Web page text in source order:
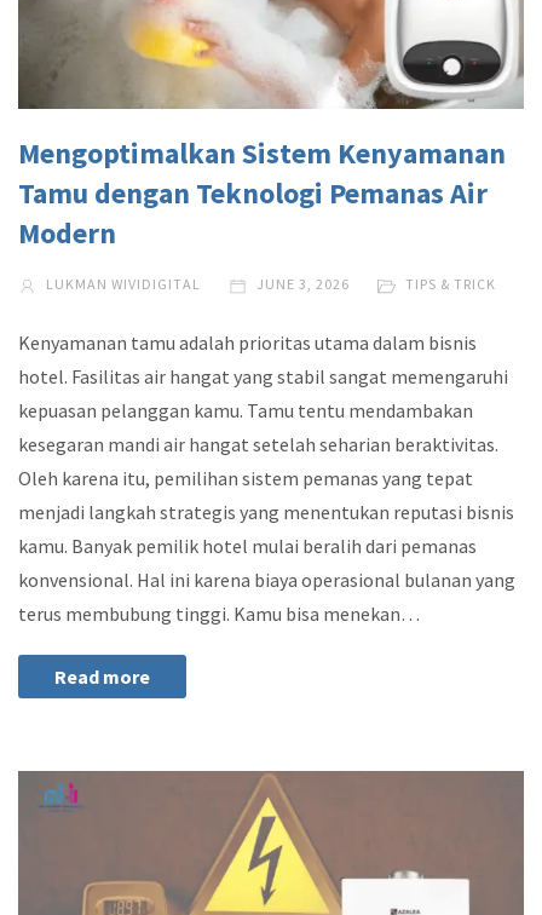
Mengoptimalkan Sistem Kenyamanan
Tamu dengan Teknologi Pemanas Air
Modern
LUKMAN WIVIDIGITAL JUNE 3, 2026 TIPS & TRICK
Kenyamanan tamu adalah prioritas utama dalam bisnis
hotel. Fasilitas air hangat yang stabil sangat memengaruhi
kepuasan pelanggan kamu. Tamu tentu mendambakan
kesegaran mandi air hangat setelah seharian beraktivitas.
Oleh karena itu, pemilihan sistem pemanas yang tepat
menjadi langkah strategis yang menentukan reputasi bisnis
kamu. Banyak pemilik hotel mulai beralih dari pemanas
konvensional. Hal ini karena biaya operasional bulanan yang
terus membubung tinggi. Kamu bisa menekan…
Read more